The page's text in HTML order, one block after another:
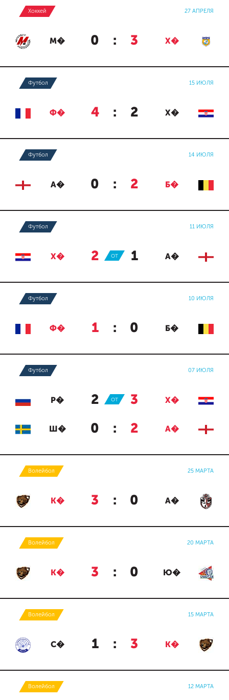
Хоккей 27 АПРЕЛЯ
М� 0 : 3 Х�
Футбол 15 ИЮЛЯ
Ф� 4 : 2 Х�
Футбол 14 ИЮЛЯ
А� 0 : 2 Б�
Футбол 11 ИЮЛЯ
Х� 2 : 1 А�
ОТ
Футбол 10 ИЮЛЯ
Ф� 1 : 0 Б�
Футбол 07 ИЮЛЯ
Р� 2 : 3 Х�
ОТ
Ш� 0 : 2 А�
Волейбол 25 МАРТА
К� 3 : 0 А�
Волейбол 20 МАРТА
К� 3 : 0 Ю�
Волейбол 15 МАРТА
С� 1 : 3 К�
Волейбол 12 МАРТА